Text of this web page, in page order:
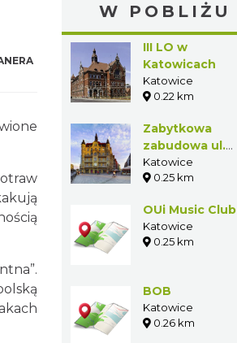
W POBLIŻU
III LO w
Katowicach
Katowice
0.22 km
Zabytkowa
zabudowa ul.
Mickiewicza w
Katowicach
Katowice
0.25 km
OUi Music Club
Katowice
0.25 km
BOB
Katowice
0.26 km